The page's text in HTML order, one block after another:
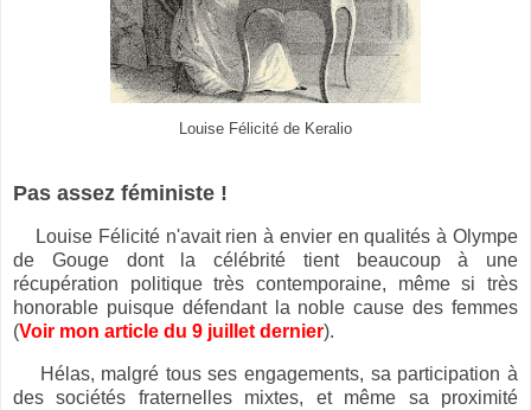
Louise Félicité de Keralio
Pas assez féministe !
Louise Félicité n'avait rien à envier en qualités à Olympe
de Gouge dont la célébrité tient beaucoup à une
récupération politique très contemporaine, même si très
honorable puisque défendant la noble cause des femmes
(Voir mon article du 9 juillet dernier).
Hélas, malgré tous ses engagements, sa participation à
des sociétés fraternelles mixtes, et même sa proximité